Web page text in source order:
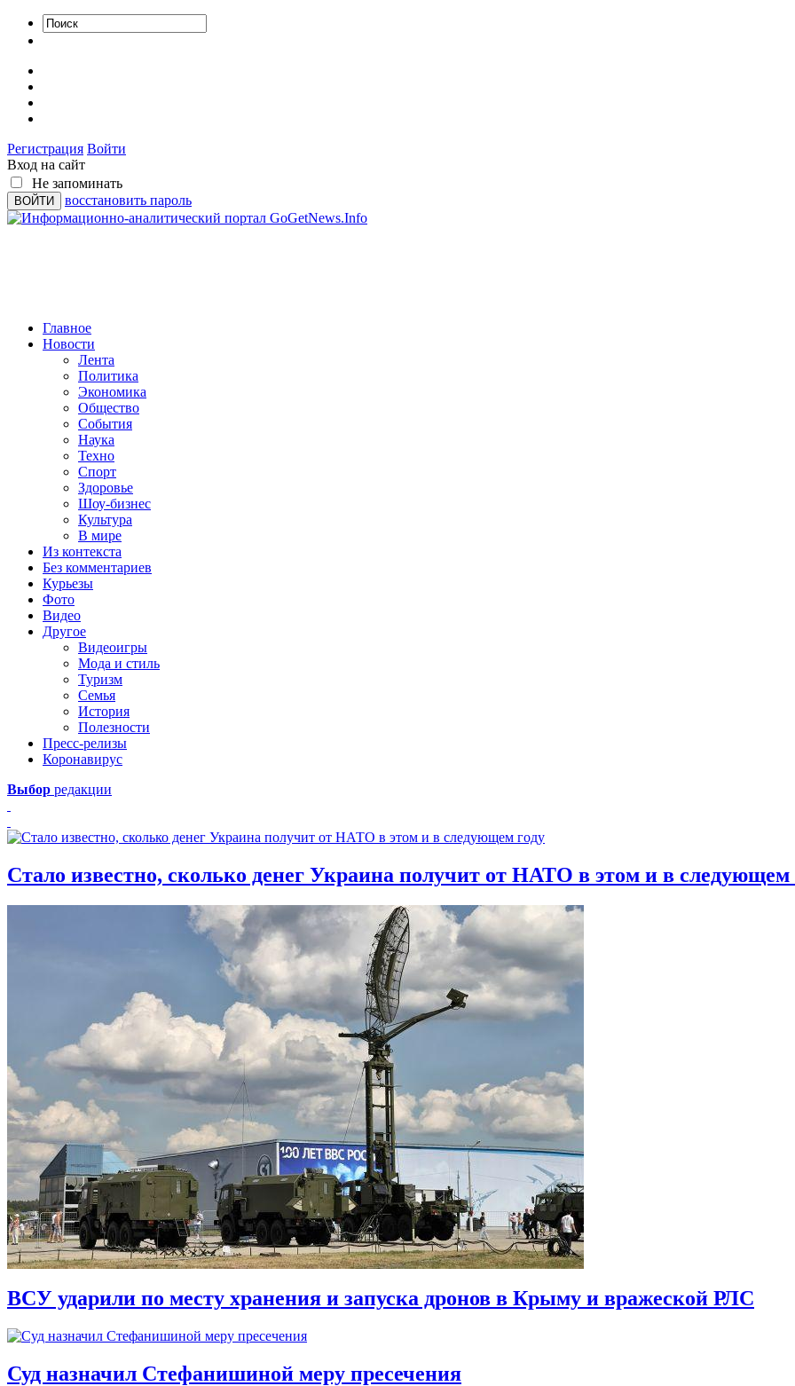
Регистрация Войти
Вход на сайт
Не запоминать
восстановить пароль
Главное
Новости
Лента
Политика
Экономика
Общество
События
Наука
Техно
Спорт
Здоровье
Шоу-бизнес
Культура
В мире
Из контекста
Без комментариев
Курьезы
Фото
Видео
Другое
Видеоигры
Мода и стиль
Туризм
Семья
История
Полезности
Пресс-релизы
Коронавирус
Выбор редакции
Стало известно, сколько денег Украина получит от НАТО в этом и в следующем
ВСУ ударили по месту хранения и запуска дронов в Крыму и вражеской РЛС
Суд назначил Стефанишиной меру пресечения